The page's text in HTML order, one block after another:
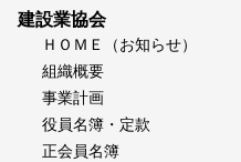
建設業協会
ＨＯＭＥ（お知らせ）
組織概要
事業計画
役員名簿・定款
正会員名簿